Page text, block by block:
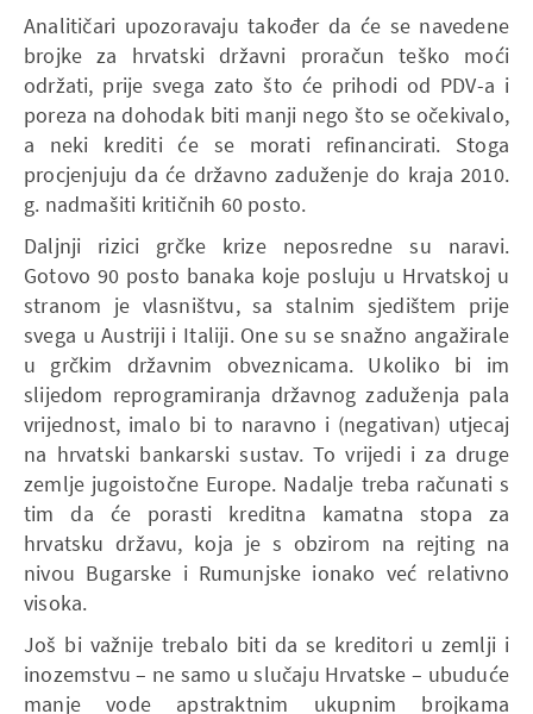
Analitičari upozoravaju također da će se navedene
brojke za hrvatski državni proračun teško moći
održati, prije svega zato što će prihodi od PDV-a i
poreza na dohodak biti manji nego što se očekivalo,
a neki krediti će se morati refinancirati. Stoga
procjenjuju da će državno zaduženje do kraja 2010.
g. nadmašiti kritičnih 60 posto.
Daljnji rizici grčke krize neposredne su naravi.
Gotovo 90 posto banaka koje posluju u Hrvatskoj u
stranom je vlasništvu, sa stalnim sjedištem prije
svega u Austriji i Italiji. One su se snažno angažirale
u grčkim državnim obveznicama. Ukoliko bi im
slijedom reprogramiranja državnog zaduženja pala
vrijednost, imalo bi to naravno i (negativan) utjecaj
na hrvatski bankarski sustav. To vrijedi i za druge
zemlje jugoistočne Europe. Nadalje treba računati s
tim da će porasti kreditna kamatna stopa za
hrvatsku državu, koja je s obzirom na rejting na
nivou Bugarske i Rumunjske ionako već relativno
visoka.
Još bi važnije trebalo biti da se kreditori u zemlji i
inozemstvu – ne samo u slučaju Hrvatske – ubuduće
manje vode apstraktnim ukupnim brojkama